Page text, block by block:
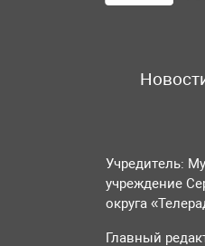
Учредитель:
учреждение
округа
Главный